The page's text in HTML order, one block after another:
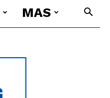
MAS